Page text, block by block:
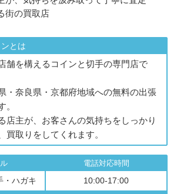
街の買取店
とは
舗を構えるコインと切手の専門店で
・奈良県・京都府地域への無料の出張
。
店主が、お客さんの気持ちをしっかり
買取りをしてくれます。
・ハガキ
電話対応時間
10:00-17:00